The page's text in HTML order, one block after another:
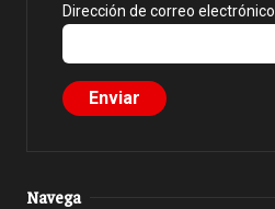
Dirección de correo electrónico
Navega